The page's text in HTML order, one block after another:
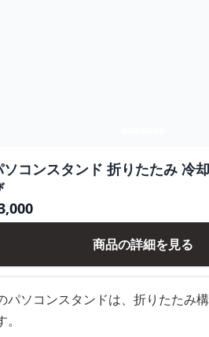
ソコンスタンド 折りたたみ 冷
商品の詳細を見る
パソコンスタンドは、折りたたみ